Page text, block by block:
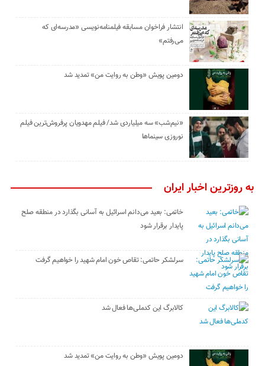
انتشار فراخوان مسابقه فیلمنامه‌نویسی «مدرسه‌ای که
می‌رفتم»
دومین پویش «وطن به روایت من» تمدید شد
«نیم‌شب» سه میلیاردی شد/ فیلم مهدویان پرفروش‌ترین فیلم
نوروزی سینماها
به روزترین اخبار ایران
خاتمی: بعید می‌دانم اسرائیل به آسانی بگذارد در منطقه صلح
پایدار برقرار شود
سرلشکر حاتمی: تقاص خون امام شهید را خواهیم گرفت
کالابرگ این کدملی‌ها فعال شد
دومین پویش «وطن به روایت من» تمدید شد